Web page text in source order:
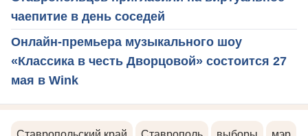
чаепитие в день соседей
Онлайн-премьера музыкального шоу
«Классика в честь Дворцовой» состоится 27
мая в Wink